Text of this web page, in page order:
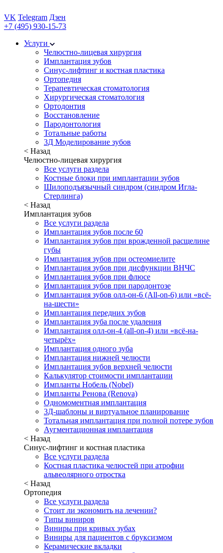
VK Telegram Дзен
+7 (495) 930-15-73
Услуги
Челюстно-лицевая хирургия
Имплантация зубов
Синус-лифтинг и костная пластика
Ортопедия
Терапевтическая стоматология
Хирургическая стоматология
Ортодонтия
Восстановление
Пародонтология
Тотальные работы
3Д Моделирование зубов
< Назад
Челюстно-лицевая хирургия
Все услуги раздела
Костные блоки при имплантации зубов
Шилоподъязычный синдром (синдром Игла-
Стерлинга)
< Назад
Имплантация зубов
Все услуги раздела
Имплантация зубов после 60
Имплантация зубов при врожденной расщелине
губы
Имплантация зубов при остеомиелите
Имплантация зубов при дисфункции ВНЧС
Имплантация зубов при флюсе
Имплантация зубов при пародонтозе
Имплантация зубов олл-он-6 (All-on-6) или «всё-
на-шести»
Имплантация передних зубов
Имплантация зуба после удаления
Имплантация олл-он-4 (all-on-4) или «всё-на-
четырёх»
Имплантация одного зуба
Имплантация нижней челюсти
Имплантация зубов верхней челюсти
Калькулятор стоимости имплантации
Импланты Нобель (Nobel)
Импланты Ренова (Renova)
Одномоментная имплантация
3Д-шаблоны и виртуальное планирование
Тотальная имплантация при полной потере зубов
Аугментационная имплантация
< Назад
Синус-лифтинг и костная пластика
Все услуги раздела
Костная пластика челюстей при атрофии
альвеолярного отростка
< Назад
Ортопедия
Все услуги раздела
Стоит ли экономить на лечении?
Типы виниров
Виниры при кривых зубах
Виниры для пациентов с бруксизмом
Керамические вкладки